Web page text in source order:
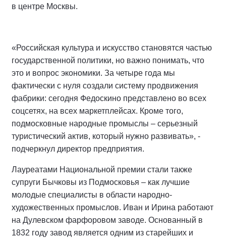
в центре Москвы.
«Российская культура и искусство становятся частью
государственной политики, но важно понимать, что
это и вопрос экономики. За четыре года мы
фактически с нуля создали систему продвижения
фабрики: сегодня Федоскино представлено во всех
соцсетях, на всех маркетплейсах. Кроме того,
подмосковные народные промыслы – серьезный
туристический актив, который нужно развивать», -
подчеркнул директор предприятия.
Лауреатами Национальной премии стали также
супруги Бычковы из Подмосковья – как лучшие
молодые специалисты в области народно-
художественных промыслов. Иван и Ирина работают
на Дулевском фарфоровом заводе. Основанный в
1832 году завод является одним из старейших и